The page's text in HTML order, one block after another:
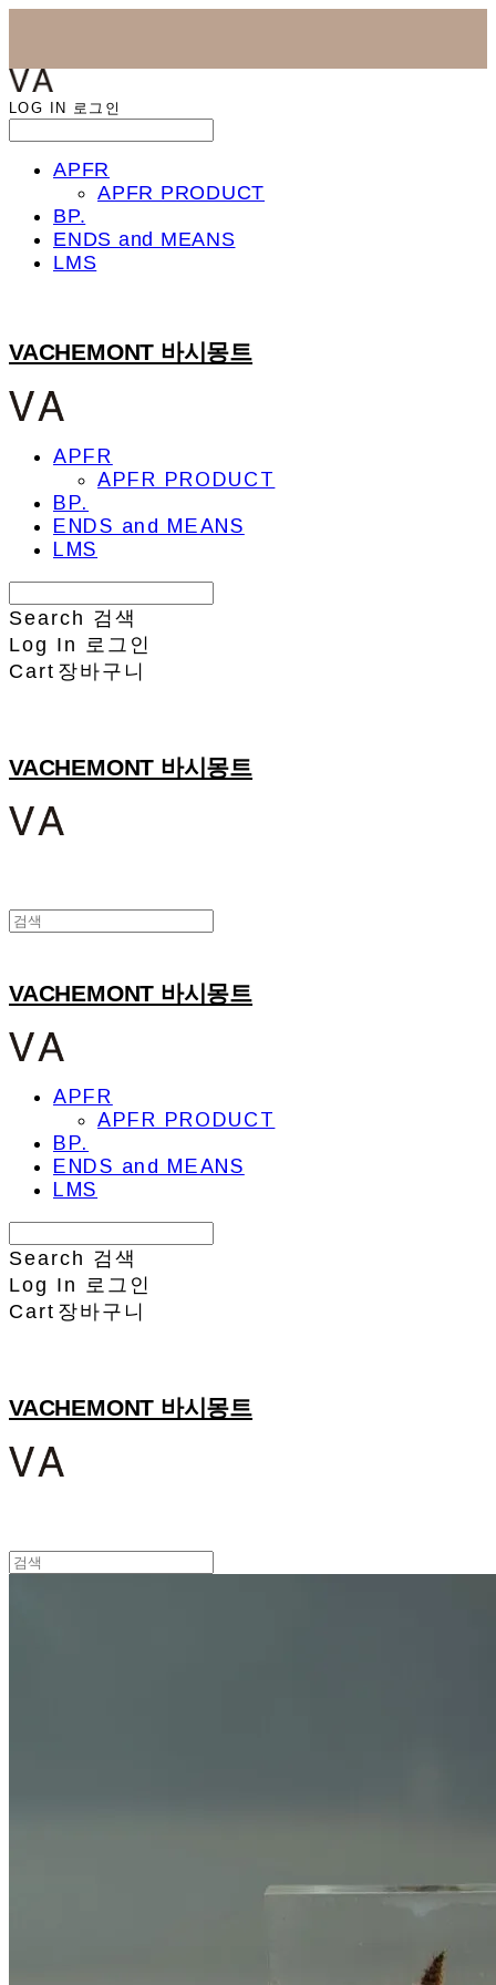
LOG IN 로그인
APFR
APFR PRODUCT
BP.
ENDS and MEANS
LMS
VACHEMONT 바시몽트
APFR
APFR PRODUCT
BP.
ENDS and MEANS
LMS
Search 검색
Log In
로그인
Cart 장바구니
VACHEMONT 바시몽트
VACHEMONT 바시몽트
APFR
APFR PRODUCT
BP.
ENDS and MEANS
LMS
Search 검색
Log In 로그인
Cart 장바구니
VACHEMONT 바시몽트